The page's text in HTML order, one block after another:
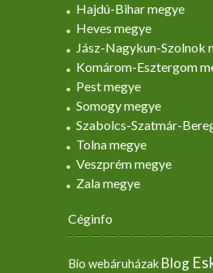
Hajdú-Bihar megye
Heves megye
Jász-Nagykun-Szolnok
Komárom-Esztergom
Pest megye
Somogy megye
Szabolcs-Szatmár-
Tolna megye
Veszprém megye
Zala megye
Céginfo
Bio webáruházak Blog